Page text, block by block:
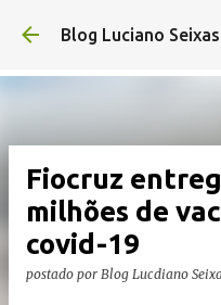
Pular para
Blog Luciano Seixas
Fiocruz
milhões de
covid-19
postado por Blog Lucdiano